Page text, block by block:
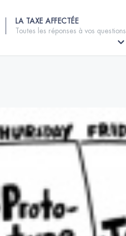
LA TAXE AFFECTÉE
Toutes les réponses à vos questions